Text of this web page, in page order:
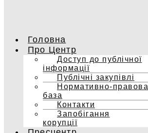
Головна
Про Центр
Доступ до публічної
інформації
Публічні закупівлі
Нормативно-правова
база
Контакти
Запобігання
корупції